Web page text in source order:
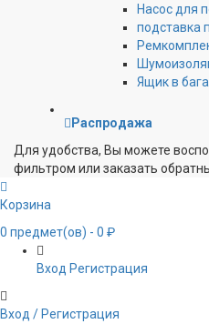
Насос для
подставка
Ящик в
Распродажа
Для удобства, Вы можете
фильтром или заказать
Корзина
0 предмет(ов) - 0 ₽
Вход Регистрация
Вход / Регистрация